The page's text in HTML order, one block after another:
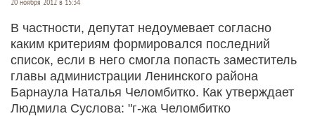
20 ноября 2012 в 15:34
В частности, депутат недоумевает согласно
каким критериям формировался последний
список, если в него смогла попасть заместитель
главы администрации Ленинского района
Барнаула Наталья Челомбитко. Как утверждает
Людмила Суслова: "г-жа Челомбитко